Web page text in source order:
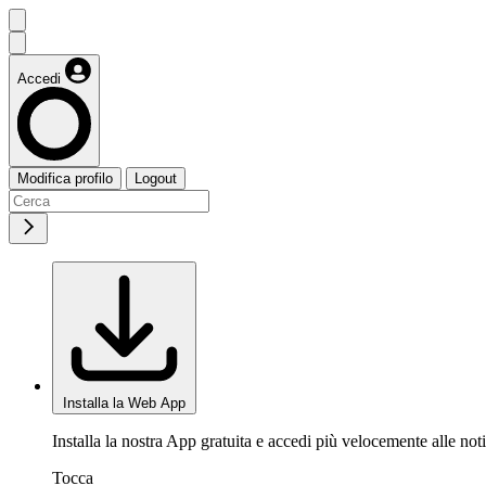
Accedi
Modifica profilo Logout
Installa la Web App
Installa la nostra App gratuita e accedi più velocemente alle
Tocca